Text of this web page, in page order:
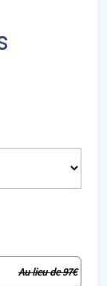
Au lieu de 97€